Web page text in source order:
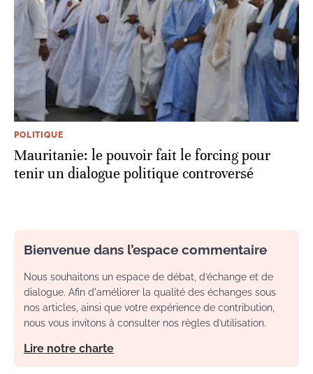
POLITIQUE
Mauritanie: le pouvoir fait le forcing pour
tenir un dialogue politique controversé
Bienvenue dans l’espace commentaire
Nous souhaitons un espace de débat, d’échange et de
dialogue. Afin d'améliorer la qualité des échanges sous
nos articles, ainsi que votre expérience de contribution,
nous vous invitons à consulter nos règles d’utilisation.
Lire notre charte